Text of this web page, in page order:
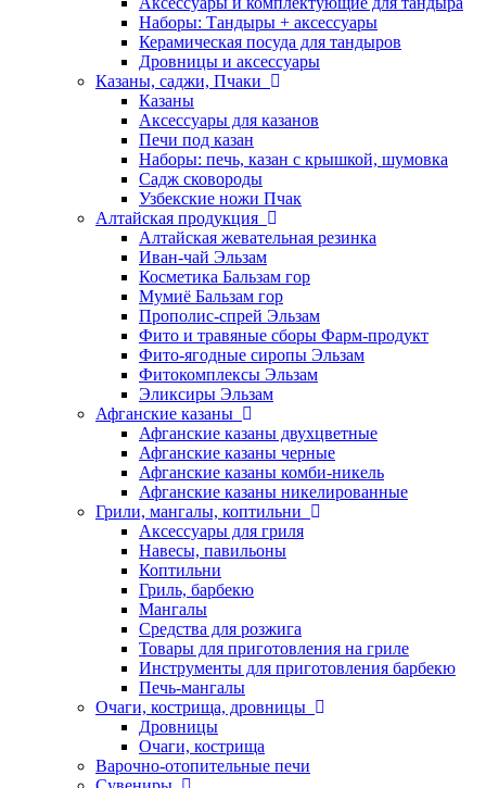
Наборы: Тандыры + аксессуары
Керамическая посуда для тандыров
Дровницы и аксессуары
Казаны, саджи, Пчаки
Казаны
Аксессуары для казанов
Печи под казан
Наборы: печь, казан с крышкой, шумовка
Садж сковороды
Узбекские ножи Пчак
Алтайская продукция
Алтайская жевательная резинка
Иван-чай Эльзам
Косметика Бальзам гор
Мумиё Бальзам гор
Прополис-спрей Эльзам
Фито и травяные сборы Фарм-продукт
Фито-ягодные сиропы Эльзам
Фитокомплексы Эльзам
Эликсиры Эльзам
Афганские казаны
Афганские казаны двухцветные
Афганские казаны черные
Афганские казаны комби-никель
Афганские казаны никелированные
Грили, мангалы, коптильни
Аксессуары для гриля
Навесы, павильоны
Коптильни
Гриль, барбекю
Мангалы
Средства для розжига
Товары для приготовления на гриле
Инструменты для приготовления барбекю
Печь-мангалы
Очаги, кострища, дровницы
Дровницы
Очаги, кострища
Варочно-отопительные печи